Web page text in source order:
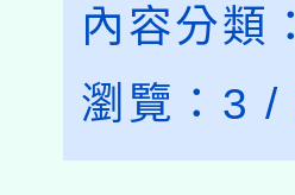
內容分類：
瀏覽： 3 /